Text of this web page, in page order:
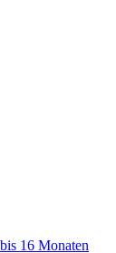
16 Monaten